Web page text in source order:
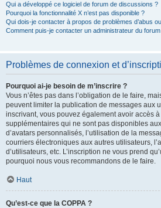
Qui a développé ce logiciel de forum de discussions ?
Pourquoi la fonctionnalité X n’est pas disponible ?
Qui dois-je contacter à propos de problèmes d’abus
Comment puis-je contacter un administrateur du
Problèmes de connexion et
Pourquoi ai-je besoin de m’inscrire ?
Vous n’êtes pas dans l’obligation de le faire,
peuvent limiter la publication de messages aux
inscrivant, vous pouvez également avoir accès
supplémentaires qui ne sont pas disponibles
d’avatars personnalisés, l’utilisation de la
courriers électroniques aux autres utilisateurs,
d’utilisateurs, etc. L’inscription ne vous prend
pourquoi nous vous recommandons de le faire.
Haut
Qu’est-ce que la COPPA ?